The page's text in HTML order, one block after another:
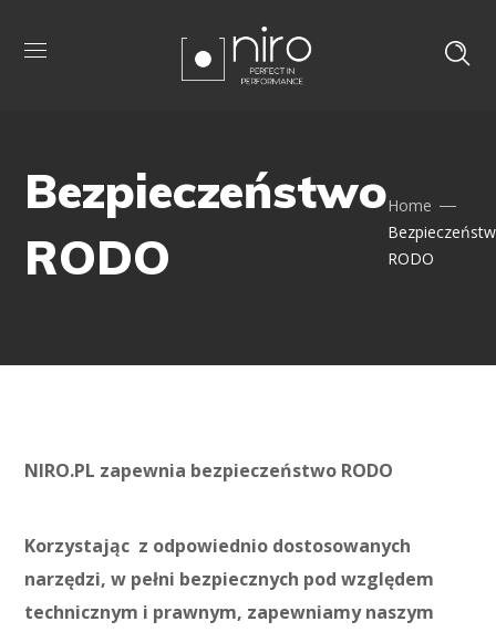
Bezpieczeństwo
RODO
Home
RODO
NIRO.PL zapewnia bezpieczeństwo RODO
Korzystając z odpowiednio dostosowanych
narzędzi, w pełni bezpiecznych pod względem
technicznym i prawnym, zapewniamy naszym